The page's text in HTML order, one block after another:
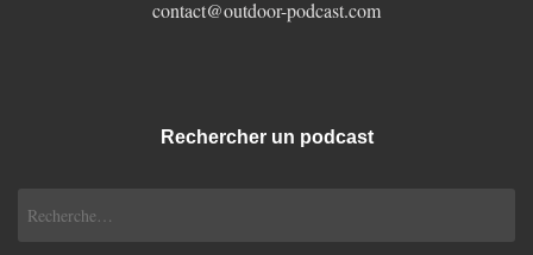
contact@outdoor-podcast.com
Rechercher un podcast